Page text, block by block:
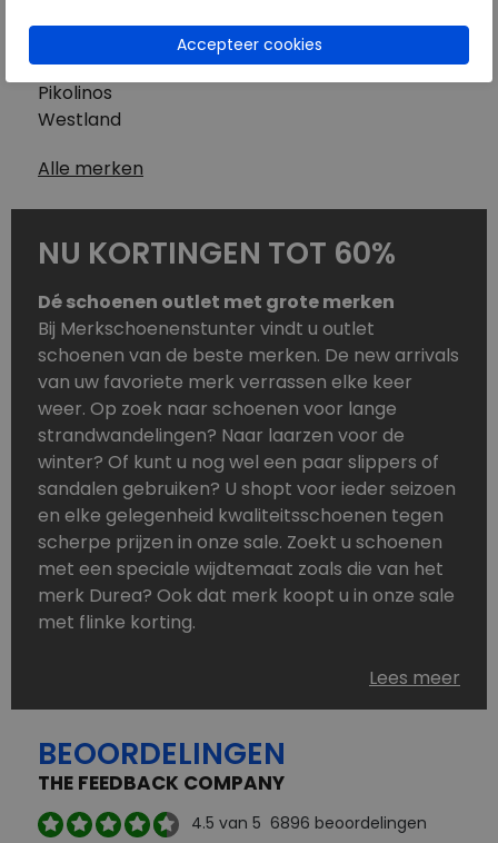
Mephisto
Pikolinos
Westland
Alle merken
NU KORTINGEN TOT 60%
Dé schoenen outlet met grote merken
Bij Merkschoenenstunter vindt u outlet
schoenen van de beste merken. De new arrivals
van uw favoriete merk verrassen elke keer
weer. Op zoek naar schoenen voor lange
strandwandelingen? Naar laarzen voor de
winter? Of kunt u nog wel een paar slippers of
sandalen gebruiken? U shopt voor ieder seizoen
en elke gelegenheid kwaliteitsschoenen tegen
scherpe prijzen in onze sale. Zoekt u schoenen
met een speciale wijdtemaat zoals die van het
merk Durea? Ook dat merk koopt u in onze sale
met flinke korting.
Schoenen heeft u nooit genoeg. Goedkope
schoenen, maar dus wel van topmerken,
aanbod is zo compleet dat u altijd wel een
passend paar vindt.
Welke schoenmerken vindt u in onze online
Lees meer
BEOORDELINGEN
THE FEEDBACK COMPANY
4.5 van 5 6896 beoordelingen